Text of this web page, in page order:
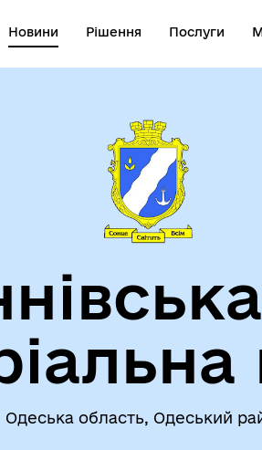
Новини Рішення Послуги
Туризм
Одеська область, Одеський